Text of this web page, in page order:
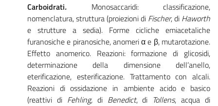
Carboidrati. Monosaccaridi: classificazione,
nomenclatura, struttura (proiezioni di Fischer, di Haworth
e strutture a sedia). Forme cicliche emiacetaliche
furanosiche e piranosiche, anomeri α e β, mutarotazione.
Effetto anomerico. Reazioni: formazione di glicosidi,
determinazione della dimensione dell’anello,
eterificazione, esterificazione. Trattamento con alcali.
Reazioni di ossidazione in ambiente acido e basico
(reattivi di Fehling,di Benedict, di Tollens, acqua di